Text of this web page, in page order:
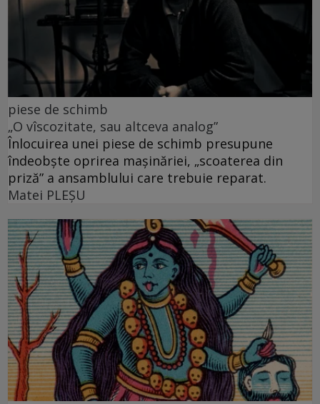
piese de schimb
„O vîscozitate, sau altceva analog”
Înlocuirea unei piese de schimb presupune
îndeobște oprirea mașinăriei, „scoaterea din
priză” a ansamblului care trebuie reparat.
Matei PLEŞU